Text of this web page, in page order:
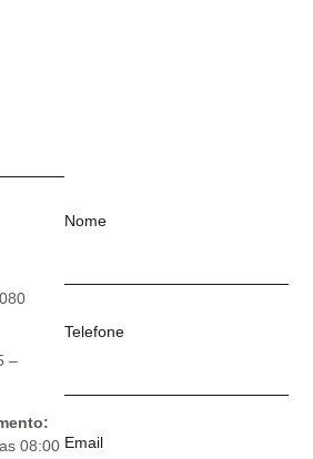
–
08:00
Nome
Telefone
Email